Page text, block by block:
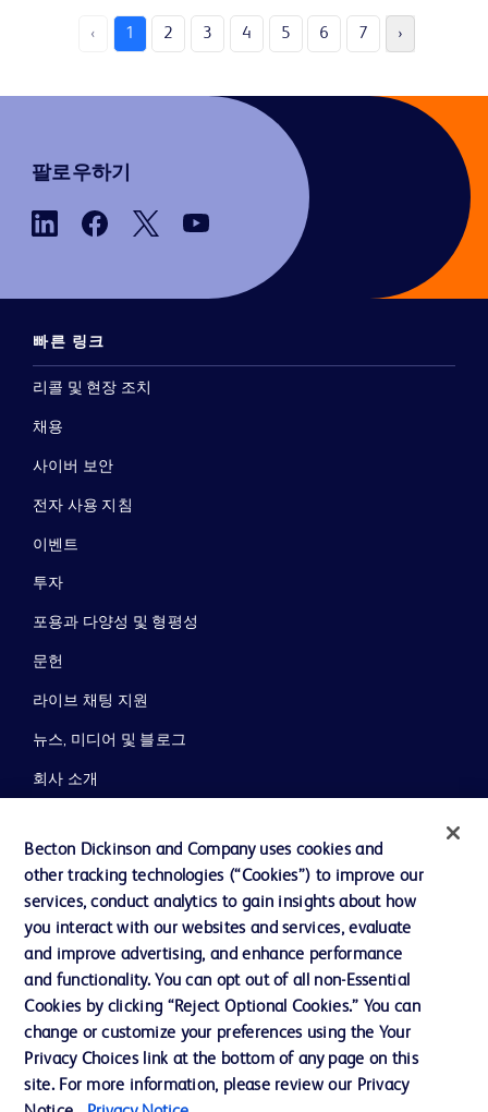
‹ 1 2 3 4 5 6 7 ›
팔로우하기
빠른 링크
리콜 및 현장 조치
채용
사이버 보안
전자 사용 지침
이벤트
투자
포용과 다양성 및 형평성
문헌
라이브 채팅 지원
뉴스, 미디어 및 블로그
회사 소개
지원
당사로 문의하기
쿠키 기본 설정
개인정보
이용 약관
개인정보처리방침
Becton Dickinson and Company uses cookies and
other tracking technologies (“Cookies”) to improve our
services, conduct analytics to gain insights about how
you interact with our websites and services, evaluate
and improve advertising, and enhance performance
and functionality. You can opt out of all non-Essential
Cookies by clicking “Reject Optional Cookies.” You can
change or customize your preferences using the Your
Privacy Choices link at the bottom of any page on this
site. For more information, please review our Privacy